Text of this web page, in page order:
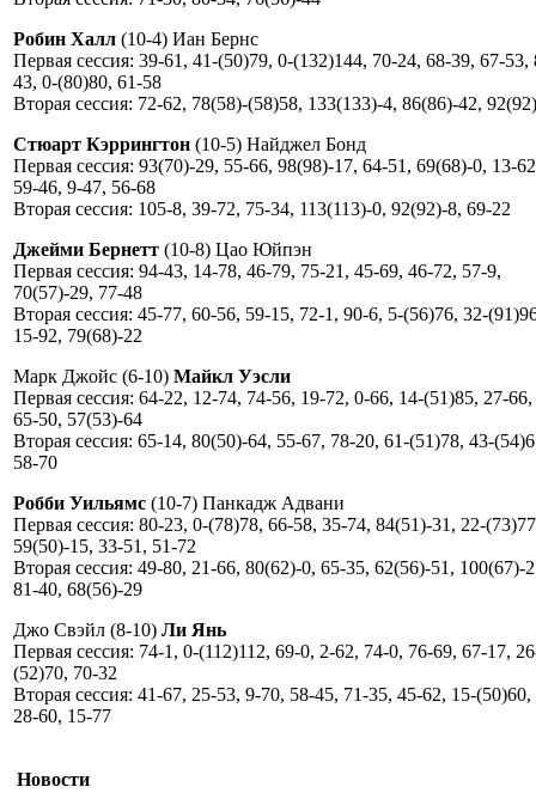
Робин Халл (10-4) Иан Бернс
Первая сессия: 39-61, 41-(50)79, 0-(132)144, 70-24, 68-39, 67-53,
43, 0-(80)80, 61-58
Вторая сессия: 72-62, 78(58)-(58)58, 133(133)-4, 86(86)-42,
Стюарт Кэррингтон (10-5) Найджел Бонд
Первая сессия: 93(70)-29, 55-66, 98(98)-17, 64-51, 69(68)-0, 13-
59-46, 9-47, 56-68
Вторая сессия: 105-8, 39-72, 75-34, 113(113)-0, 92(92)-8, 69-22
Джейми Бернетт (10-8) Цао Юйпэн
Первая сессия: 94-43, 14-78, 46-79, 75-21, 45-69, 46-72, 57-9,
70(57)-29, 77-48
Вторая сессия: 45-77, 60-56, 59-15, 72-1, 90-6, 5-(56)76, 32-
15-92, 79(68)-22
Марк Джойс (6-10) Майкл Уэсли
Первая сессия: 64-22, 12-74, 74-56, 19-72, 0-66, 14-(51)85, 27-66,
65-50, 57(53)-64
Вторая сессия: 65-14, 80(50)-64, 55-67, 78-20, 61-(51)78, 43-
58-70
Робби Уильямс (10-7) Панкадж Адвани
Первая сессия: 80-23, 0-(78)78, 66-58, 35-74, 84(51)-31, 22-
59(50)-15, 33-51, 51-72
Вторая сессия: 49-80, 21-66, 80(62)-0, 65-35, 62(56)-51, 100(67)-
81-40, 68(56)-29
Джо Свэйл (8-10) Ли Янь
Первая сессия: 74-1, 0-(112)112, 69-0, 2-62, 74-0, 76-69, 67-17,
(52)70, 70-32
Вторая сессия: 41-67, 25-53, 9-70, 58-45, 71-35, 45-62, 15-(50)60,
28-60, 15-77
Новости